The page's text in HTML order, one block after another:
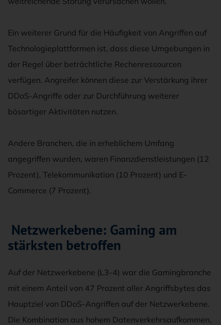
Ein weiterer Grund für die Häufigkeit von Angriffen auf
Technologieplattformen ist, dass diese Umgebungen in
der Regel über beträchtliche Rechenressourcen
verfügen. Angreifer können diese zur Verstärkung ihrer
DDoS-Angriffe oder zur Durchführung weiterer
bösartiger Aktivitäten nutzen.
Andere Branchen, die in erheblichem Umfang
angegriffen wurden, waren Finanzdienstleistungen (12
Prozent), Telekommunikation (10 Prozent) und E-
Commerce (7 Prozent).
Netzwerkebene: Gaming am
stärksten betroffen
Auf der Netzwerkebene (L3-4) war die Gamingbranche
mit einem Anteil von 47 Prozent aller Angriffsbytes das
Hauptziel von DDoS-Angriffen auf der Netzwerkebene.
Die Kombination aus hohem Datenverkehrsaufkommen,